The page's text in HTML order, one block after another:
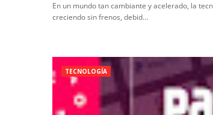
En un mundo tan cambiante y acelerado, la
creciendo sin frenos, debid…
TECNOLOGÍA